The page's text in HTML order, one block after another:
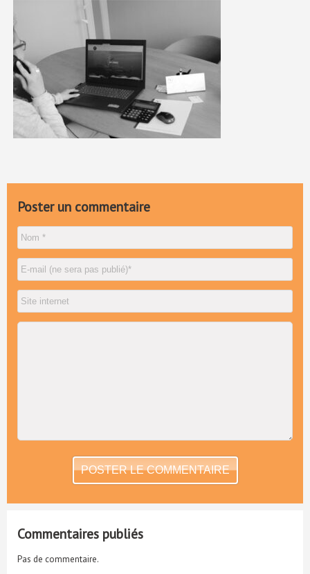
Poster un commentaire
Commentaires publiés
Pas de commentaire.